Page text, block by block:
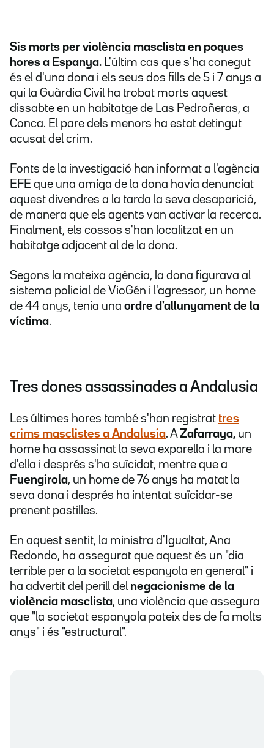
Sis morts per violència masclista en poques
hores a Espanya. L'últim cas que s'ha conegut
és el d'una dona i els seus dos fills de 5 i 7 anys a
qui la Guàrdia Civil ha trobat morts aquest
dissabte en un habitatge de Las Pedroñeras, a
Conca. El pare dels menors ha estat detingut
acusat del crim.
Fonts de la investigació han informat a l'agència
EFE que una amiga de la dona havia denunciat
aquest divendres a la tarda la seva desaparició,
de manera que els agents van activar la recerca.
Finalment, els cossos s'han localitzat en un
habitatge adjacent al de la dona.
Segons la mateixa agència, la dona figurava al
sistema policial de VioGén i l'agressor, un home
de 44 anys, tenia una ordre d'allunyament de la
víctima.
Tres dones assassinades a Andalusia
Les últimes hores també s'han registrat tres
crims masclistes a Andalusia. AZafarraya, un
home ha assassinat la seva exparella i la mare
d'ella i després s'ha suïcidat, mentre que a
Fuengirola, un home de 76 anys ha matat la
seva dona i després ha intentat suïcidar-se
prenent pastilles.
En aquest sentit, la ministra d'Igualtat, Ana
Redondo, ha assegurat que aquest és un "dia
terrible per a la societat espanyola en general" i
ha advertit del perill del negacionisme de la
violència masclista, una violència que assegura
que "la societat espanyola pateix des de fa molts
anys" i és "estructural".